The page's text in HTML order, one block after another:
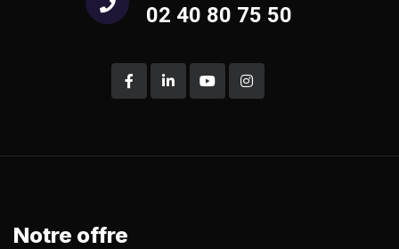
02 40 80 75 50
Notre offre